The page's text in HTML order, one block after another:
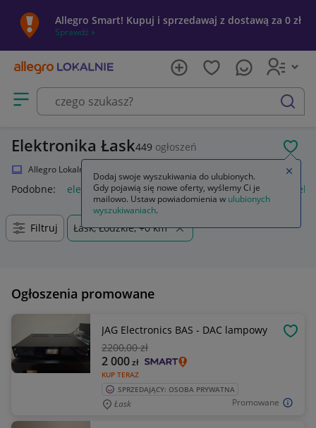
Allegro Smart! Kupuj i sprzedawaj z dostawą za 0 zł
Sprawdź »
Otwórz menu z kategoriami
szukaj
Elektronika Łask449 ogłoszeń
Allegro Lokalnie
Podobne: elektronika mystery box elektronika zestaw
Filtruj Łask, Łódzkie, +0 km
Ogłoszenia promowane
Promowane
JAG Electronics BAS - DAC lampowy
2200,00 zł
KUP TERAZ
2 000zł
SPRZEDAJĄCY: OSOBA PRYWATNA
Łask
Dodaj swoje wyszukiwania do ulubionych.
Gdy pojawią się nowe oferty, wyślemy Ci je
mailowo. Ustaw powiadomienia w ulubionych
wyszukiwaniach.